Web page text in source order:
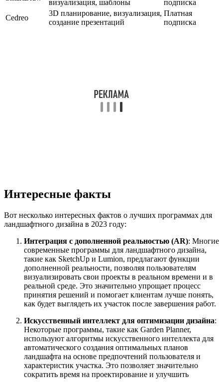
визуализация, шаблоны
подписка
Cedreo
3D планирование, визуализация,
создание презентаций
Платная
подписка
Интересные факты
Вот несколько интересных фактов о лучших программах для
ландшафтного дизайна в 2023 году:
Интеграция с дополненной реальностью (AR): Многие
современные программы для ландшафтного дизайна,
такие как SketchUp и Lumion, предлагают функции
дополненной реальности, позволяя пользователям
визуализировать свои проекты в реальном времени и в
реальной среде. Это значительно упрощает процесс
принятия решений и помогает клиентам лучше понять,
как будет выглядеть их участок после завершения работ.
Искусственный интеллект для оптимизации дизайна:
Некоторые программы, такие как Garden Planner,
используют алгоритмы искусственного интеллекта для
автоматического создания оптимальных планов
ландшафта на основе предпочтений пользователя и
характеристик участка. Это позволяет значительно
сократить время на проектирование и улучшить